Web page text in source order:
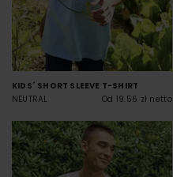
KIDS´ SHORT SLEEVE T-SHIRT
NEUTRAL
Od 19.56 zł netto